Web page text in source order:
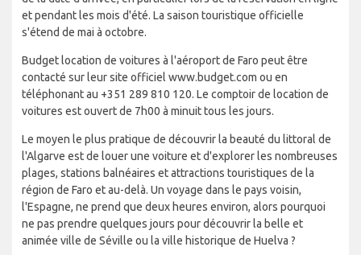
et pendant les mois d'été. La saison touristique officielle
s'étend de mai à octobre.
Budget location de voitures à l'aéroport de Faro peut être
contacté sur leur site officiel www.budget.com ou en
téléphonant au +351 289 810 120. Le comptoir de location de
voitures est ouvert de 7h00 à minuit tous les jours.
Le moyen le plus pratique de découvrir la beauté du littoral de
l'Algarve est de louer une voiture et d'explorer les nombreuses
plages, stations balnéaires et attractions touristiques de la
région de Faro et au-delà. Un voyage dans le pays voisin,
l'Espagne, ne prend que deux heures environ, alors pourquoi
ne pas prendre quelques jours pour découvrir la belle et
animée ville de Séville ou la ville historique de Huelva ?